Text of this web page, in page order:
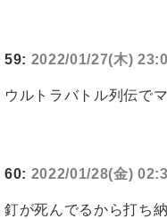
59: 2022/01/27(木)
ウルトラバトル列伝で
60: 2022/01/28(金)
釘が死んでるから打ち